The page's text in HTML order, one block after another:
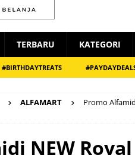
TERBARU KATEGORI
#BIRTHDAYTREATS
ALFAMART
Promo
NEW